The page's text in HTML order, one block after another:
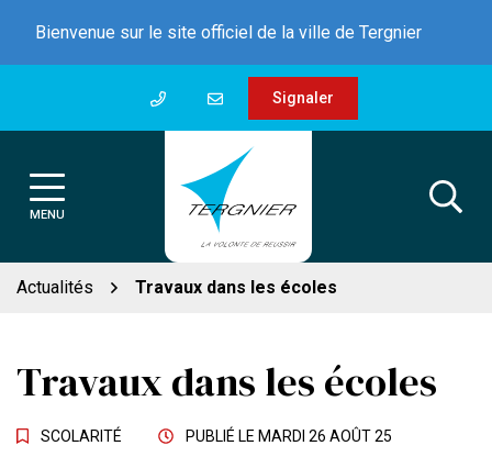
contenu
Bienvenue sur le site officiel de la ville de Tergnier
Signaler
MENU
Actualités Travaux dans les écoles
Travaux dans les écoles
SCOLARITÉ PUBLIÉ LE MARDI 26 AOÛT 25